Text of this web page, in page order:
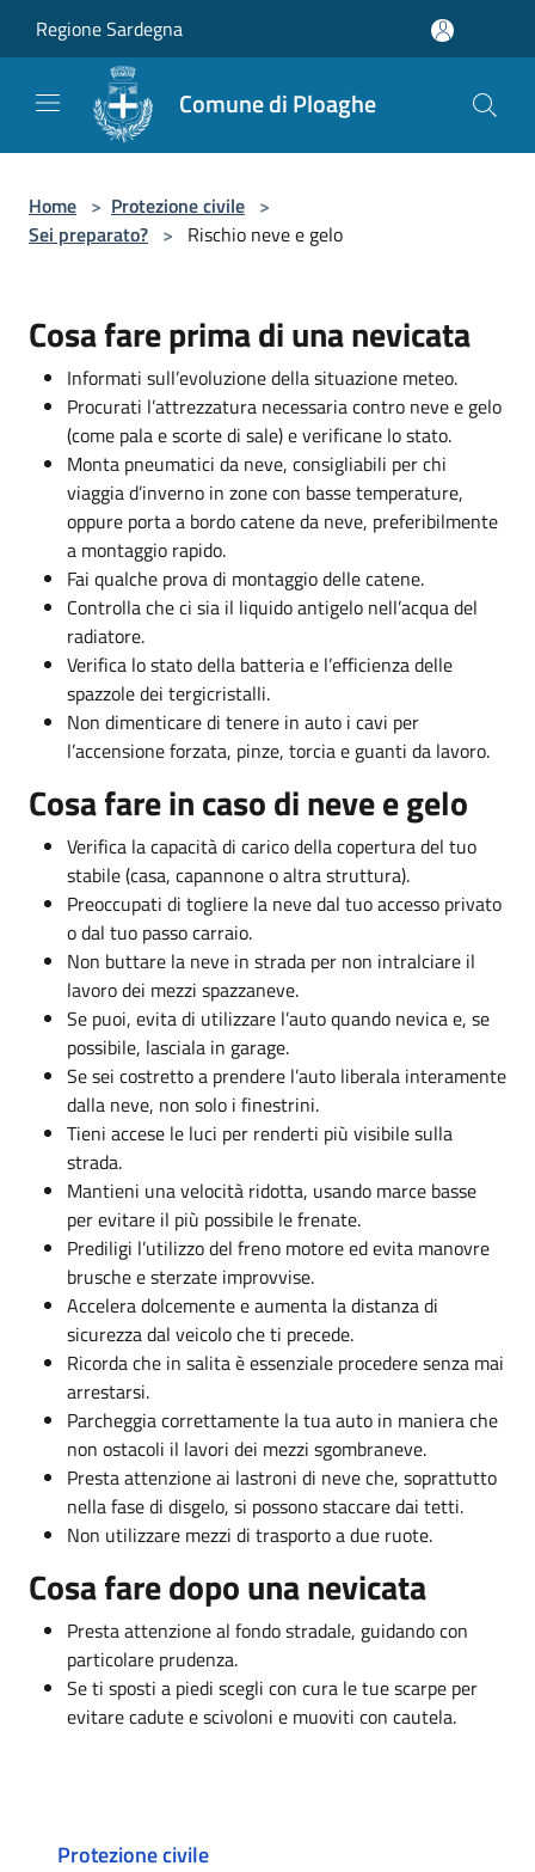
Regione Sardegna
Comune di Ploaghe
Home > Protezione civile >
Sei preparato? > Rischio neve e gelo
Cosa fare prima di una nevicata
Informati sull’evoluzione della situazione meteo.
Procurati l’attrezzatura necessaria contro neve e gelo
(come pala e scorte di sale) e verificane lo stato.
Monta pneumatici da neve, consigliabili per chi
viaggia d’inverno in zone con basse temperature,
oppure porta a bordo catene da neve, preferibilmente
a montaggio rapido.
Fai qualche prova di montaggio delle catene.
Controlla che ci sia il liquido antigelo nell’acqua del
radiatore.
Verifica lo stato della batteria e l’efficienza delle
spazzole dei tergicristalli.
Non dimenticare di tenere in auto i cavi per
l’accensione forzata, pinze, torcia e guanti da lavoro.
Cosa fare in caso di neve e gelo
Verifica la capacità di carico della copertura del tuo
stabile (casa, capannone o altra struttura).
Preoccupati di togliere la neve dal tuo accesso privato
o dal tuo passo carraio.
Non buttare la neve in strada per non intralciare il
lavoro dei mezzi spazzaneve.
Se puoi, evita di utilizzare l’auto quando nevica e, se
possibile, lasciala in garage.
Se sei costretto a prendere l’auto liberala interamente
dalla neve, non solo i finestrini.
Tieni accese le luci per renderti più visibile sulla
strada.
Mantieni una velocità ridotta, usando marce basse
per evitare il più possibile le frenate.
Prediligi l’utilizzo del freno motore ed evita manovre
brusche e sterzate improvvise.
Accelera dolcemente e aumenta la distanza di
sicurezza dal veicolo che ti precede.
Ricorda che in salita è essenziale procedere senza mai
arrestarsi.
Parcheggia correttamente la tua auto in maniera che
non ostacoli il lavori dei mezzi sgombraneve.
Presta attenzione ai lastroni di neve che, soprattutto
nella fase di disgelo, si possono staccare dai tetti.
Non utilizzare mezzi di trasporto a due ruote.
Cosa fare dopo una nevicata
Presta attenzione al fondo stradale, guidando con
particolare prudenza.
Se ti sposti a piedi scegli con cura le tue scarpe per
evitare cadute e scivoloni e muoviti con cautela.
Protezione civile